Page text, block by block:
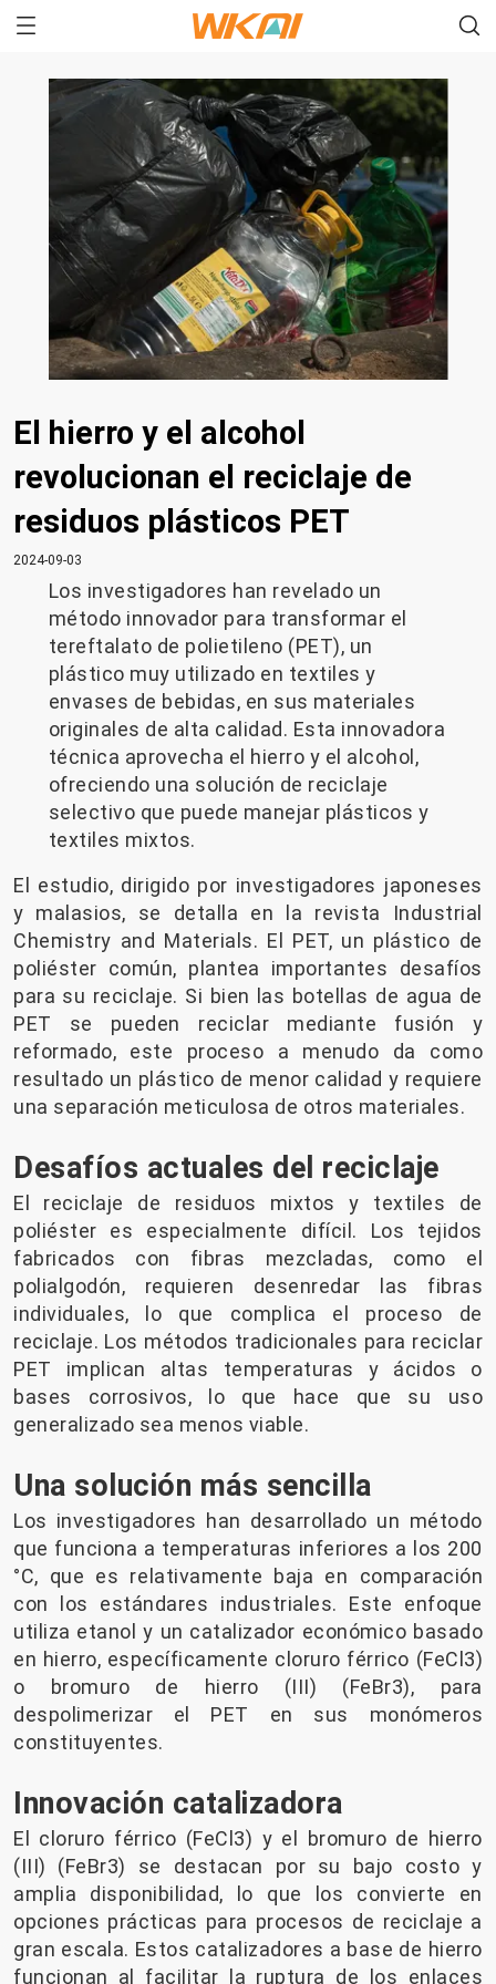
El hierro y el alcohol
revolucionan el reciclaje de
residuos plásticos PET
2024-09-03
Los investigadores han revelado un
método innovador para transformar el
tereftalato de polietileno (PET), un
plástico muy utilizado en textiles y
envases de bebidas, en sus materiales
originales de alta calidad. Esta innovadora
técnica aprovecha el hierro y el alcohol,
ofreciendo una solución de reciclaje
selectivo que puede manejar plásticos y
textiles mixtos.
El estudio, dirigido por investigadores japoneses
y malasios, se detalla en la revista Industrial
Chemistry and Materials. El PET, un plástico de
poliéster común, plantea importantes desafíos
para su reciclaje. Si bien las botellas de agua de
PET se pueden reciclar mediante fusión y
reformado, este proceso a menudo da como
resultado un plástico de menor calidad y requiere
una separación meticulosa de otros materiales.
Desafíos actuales del reciclaje
El reciclaje de residuos mixtos y textiles de
poliéster es especialmente difícil. Los tejidos
fabricados con fibras mezcladas, como el
polialgodón, requieren desenredar las fibras
individuales, lo que complica el proceso de
reciclaje. Los métodos tradicionales para reciclar
PET implican altas temperaturas y ácidos o
bases corrosivos, lo que hace que su uso
generalizado sea menos viable.
Una solución más sencilla
Los investigadores han desarrollado un método
que funciona a temperaturas inferiores a los 200
°C, que es relativamente baja en comparación
con los estándares industriales. Este enfoque
utiliza etanol y un catalizador económico basado
en hierro, específicamente cloruro férrico (FeCl3)
o bromuro de hierro (III) (FeBr3), para
despolimerizar el PET en sus monómeros
constituyentes.
Innovación catalizadora
El cloruro férrico (FeCl3) y el bromuro de hierro
(III) (FeBr3) se destacan por su bajo costo y
amplia disponibilidad, lo que los convierte en
opciones prácticas para procesos de reciclaje a
gran escala. Estos catalizadores a base de hierro
funcionan al facilitar la ruptura de los enlaces